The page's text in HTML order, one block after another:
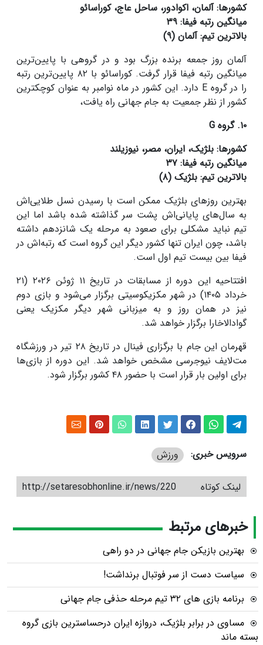
کشورها: آلمان، اکوادور، ساحل عاج، کوراسائو
میانگین رتبه فیفا: ۳۹
بالاترین تیم: آلمان (۹)
آلمان روز جمعه برنده بزرگ بود و در گروهی با پایین‌ترین
میانگین رتبه فیفا قرار گرفت. کوراسائو با ۸۲ پایین‌ترین رتبه
را در گروه E دارد. این کشور در ماه نوامبر به عنوان کوچکترین
کشور از نظر جمعیت به جام جهانی راه یافت،
۱۰. گروه G
کشورها: بلژیک، ایران، مصر، نیوزیلند
میانگین رتبه فیفا: ۳۷
بالاترین تیم: بلژیک (۸)
بهترین روزهای بلژیک ممکن است با رسیدن نسل طلایی‌اش
به سال‌های پایانی‌اش پشت سر گذاشته شده باشد اما این
تیم نباید مشکلی برای صعود به مرحله یک شانزدهم داشته
باشد، چون ایران تنها کشور دیگر این گروه است که رتبه‌اش در
فیفا بین بیست تیم اول است.
افتتاحیه این دوره از مسابقات در تاریخ ۱۱ ژوئن ۲۰۲۶ (۲۱
خرداد ۱۴۰۵) در شهر مکزیکوسیتی برگزار می‌شود و بازی دوم
نیز در همان روز و به میزبانی شهر دیگر مکزیک یعنی
گوادالاخارا برگزار خواهد شد.
قهرمان این جام با برگزاری فینال در تاریخ ۲۸ تیر در ورزشگاه
مت‌لایف نیوجرسی مشخص خواهد شد. این دوره از بازی‌ها
برای اولین بار قرار است با حضور ۴۸ کشور برگزار شود.
سرویس خبری: ورزش
لینک کوتاه http://setaresobhonline.ir/news/220
خبرهای مرتبط
بهترین بازیکن جام جهانی در دو راهی
سیاست دست از سر فوتبال برنداشت!
برنامه بازی های ۳۲ تیم مرحله حذفی جام جهانی
مساوی در برابر بلژیک، دروازه ایران درحساسترین بازی گروه
بسته ماند